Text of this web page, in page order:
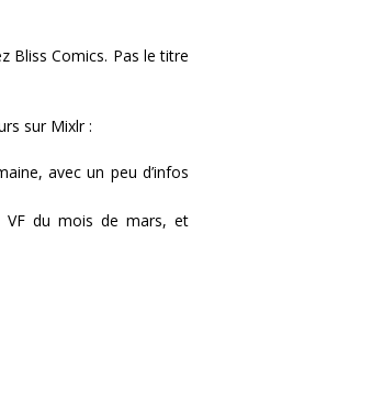
Bliss Comics. Pas le titre
sur Mixlr :
avec un peu d’infos
VF du mois de mars, et